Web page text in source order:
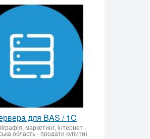
для BAS / 1C
маркетинг, інтернет-
область - продати купити)